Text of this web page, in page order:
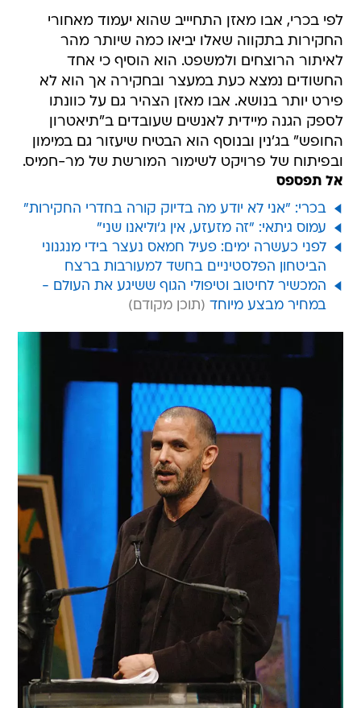
לפי בכרי, אבו מאזן התחיייב שהוא יעמוד מאחורי
החקירות בתקווה שאלו יביאו כמה שיותר מהר
לאיתור הרוצחים ולמשפט. הוא הוסיף כי אחד
החשודים נמצא כעת במעצר ובחקירה אך הוא לא
פירט יותר בנושא. אבו מאזן הצהיר גם על כוונתו
לספק הגנה מיידית לאנשים שעובדים ב"תיאטרון
החופש" בג'נין ובנוסף הוא הבטיח שיעזור גם במימון
ובפיתוח של פרויקט לשימור המורשת של מר-חמיס.
אל תפספס
בכרי: "אני לא יודע מה בדיוק קורה בחדרי החקירות"
עמוס גיתאי: "זה מזעזע, אין ג'וליאנו שני"
לפני כעשרה ימים: פעיל חמאס נעצר בידי מנגנוני
הביטחון הפלסטיניים בחשד למעורבות ברצח
המכשיר לחיטוב וטיפולי הגוף ששיגע את העולם -
במחיר מבצע מיוחד